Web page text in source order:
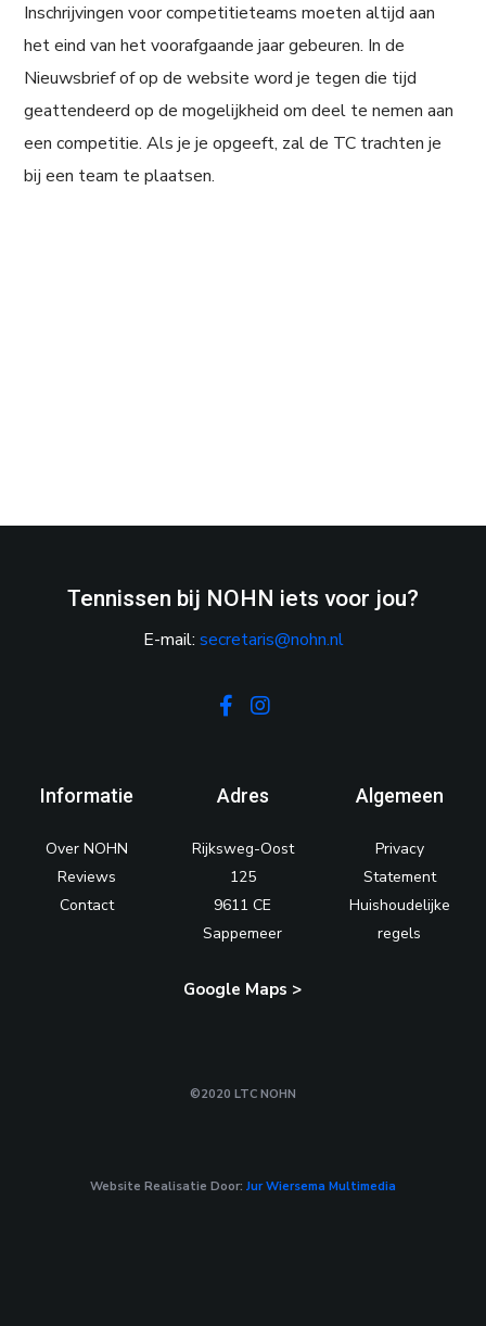
Inschrijvingen voor competitieteams moeten altijd aan
het eind van het voorafgaande jaar gebeuren. In de
Nieuwsbrief of op de website word je tegen die tijd
geattendeerd op de mogelijkheid om deel te nemen aan
een competitie. Als je je opgeeft, zal de TC trachten je
bij een team te plaatsen.
Tennissen bij NOHN iets voor jou?
E-mail: secretaris@nohn.nl
Informatie
Over NOHN
Reviews
Contact
Adres
Rijksweg-Oost
125
9611 CE
Sappemeer
Google Maps >
Algemeen
Privacy
Statement
Huishoudelijke
regels
©2020 LTC NOHN
Website Realisatie Door: Jur Wiersema Multimedia